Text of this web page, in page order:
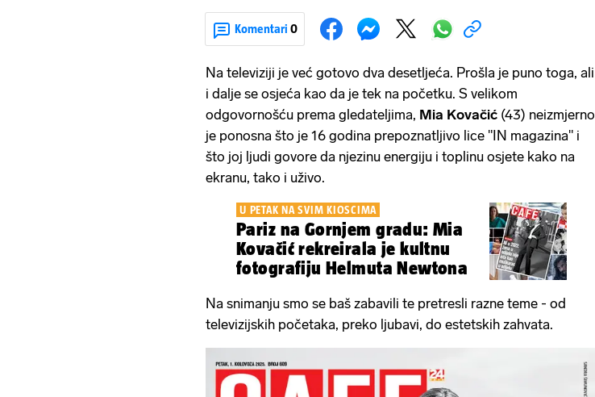
Komentari 0
Na televiziji je već gotovo dva desetljeća. Prošla je puno toga, ali
i dalje se osjeća kao da je tek na početku. S velikom
odgovornošću prema gledateljima, Mia Kovačić (43) neizmjerno
je ponosna što je 16 godina prepoznatljivo lice "IN magazina" i
što joj ljudi govore da njezinu energiju i toplinu osjete kako na
ekranu, tako i uživo.
U PETAK NA SVIM KIOSCIMA
Pariz na Gornjem gradu: Mia
Kovačić rekreirala je kultnu
fotografiju Helmuta Newtona
Na snimanju smo se baš zabavili te pretresli razne teme - od
televizijskih početaka, preko ljubavi, do estetskih zahvata.